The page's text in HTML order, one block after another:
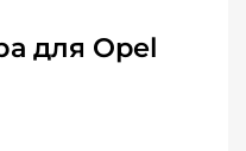
для Opel